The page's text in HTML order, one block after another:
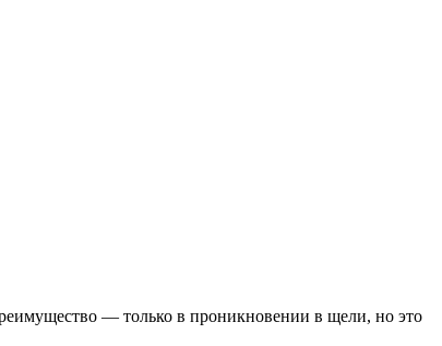
— только в проникновении в щели, но это